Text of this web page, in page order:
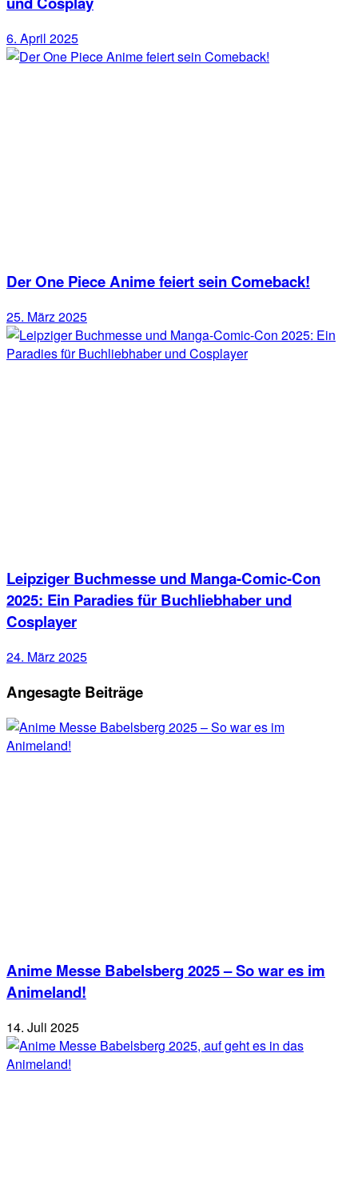
6. April 2025
Der One Piece Anime feiert sein Comeback!
25. März 2025
Leipziger Buchmesse und Manga-Comic-Con
2025: Ein Paradies für Buchliebhaber und
Cosplayer
24. März 2025
Angesagte Beiträge
Anime Messe Babelsberg 2025 – So war es im
Animeland!
14. Juli 2025